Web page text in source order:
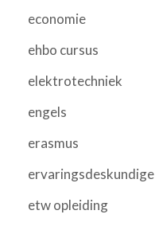
economie
ehbo cursus
elektrotechniek
engels
erasmus
ervaringsdeskundige
etw opleiding